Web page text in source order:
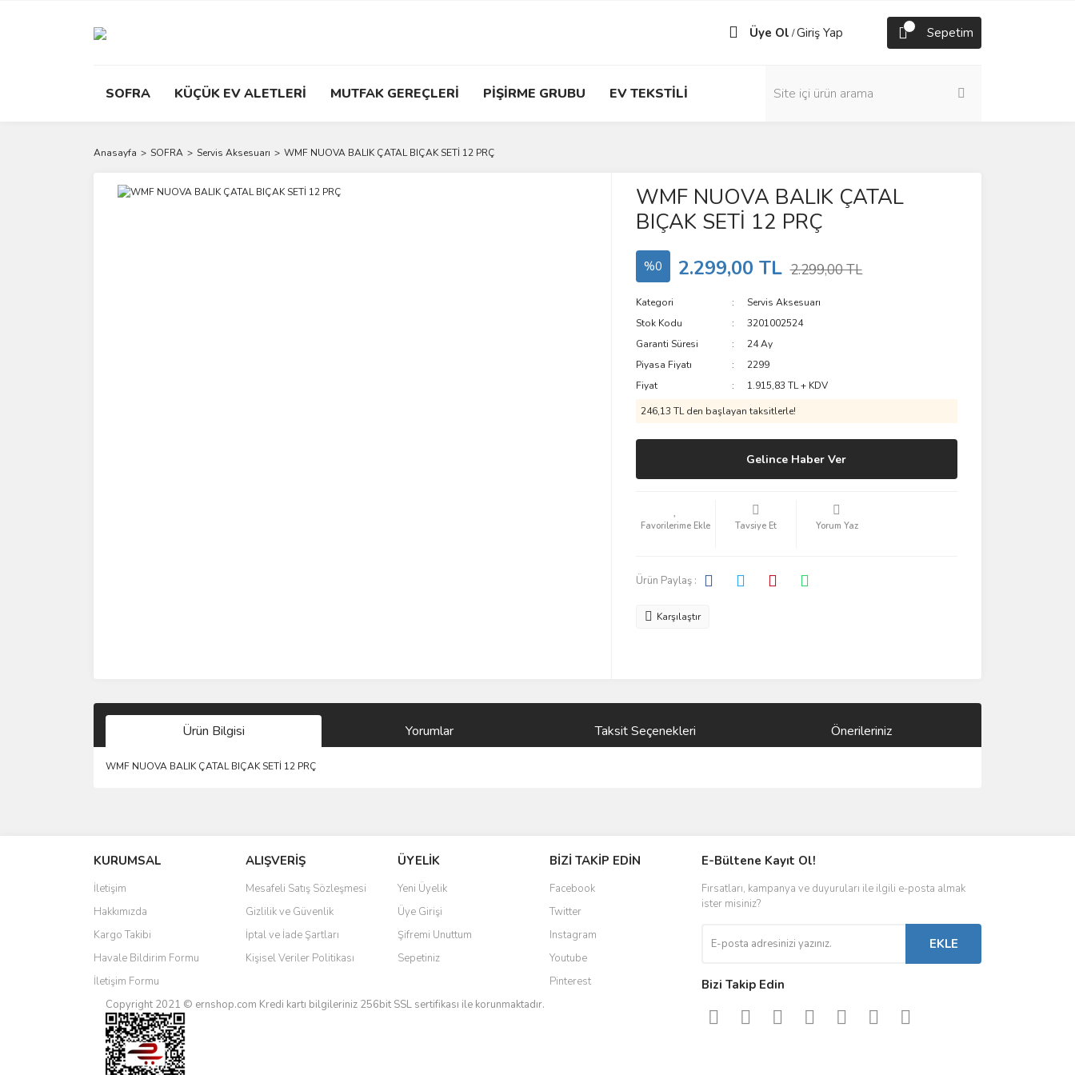
Üye Ol /Giriş Yap Sepetim
SOFRA KÜÇÜK EV ALETLERİ MUTFAK GEREÇLERİ PİŞİRME GRUBU EV TEKSTİLİ
Anasayfa SOFRA Servis Aksesuarı WMF NUOVA BALIK ÇATAL BIÇAK SETİ 12 PRÇ
WMF NUOVA BALIK ÇATAL
BIÇAK SETİ 12 PRÇ
%0 2.299,00 TL 2.299,00 TL
Kategori
Servis Aksesuarı
Stok Kodu
3201002524
Garanti Süresi
24 Ay
Piyasa Fiyatı
2299
Fiyat
1.915,83 TL + KDV
246,13 TL den başlayan taksitlerle!
Gelince Haber Ver
Tavsiye Et Yorum Yaz
Ürün Paylaş :
Karşılaştır
Ürün Bilgisi Yorumlar Taksit Seçenekleri Önerileriniz
WMF NUOVA BALIK ÇATAL BIÇAK SETİ 12 PRÇ
Ürün resmi kalitesiz, bozuk veya görüntülenemiyor.
Ürün açıklamasında eksik bilgiler bulunuyor.
Ürün bilgilerinde hatalar bulunuyor.
Ürün fiyatı diğer sitelerden daha pahalı.
Bu ürüne benzer farklı alternatifler olmalı.
KURUMSAL
İletişim
Hakkımızda
Kargo Takibi
Havale Bildirim Formu
İletişim Formu
ALIŞVERİŞ
Mesafeli Satış Sözleşmesi
Gizlilik ve Güvenlik
İptal ve İade Şartları
Kişisel Veriler Politikası
ÜYELİK
Yeni Üyelik
Üye Girişi
Şifremi Unuttum
Sepetiniz
BİZİ TAKİP EDİN
Facebook
Twitter
Instagram
Youtube
Pinterest
Copyright 2021 © ernshop.com Kredi kartı bilgileriniz 256bit SSL sertifikası ile korunmaktadır.
E-Bültene Kayıt Ol!
Fırsatları, kampanya ve duyuruları ile ilgili e-posta almak
ister misiniz?
EKLE
Bizi Takip Edin